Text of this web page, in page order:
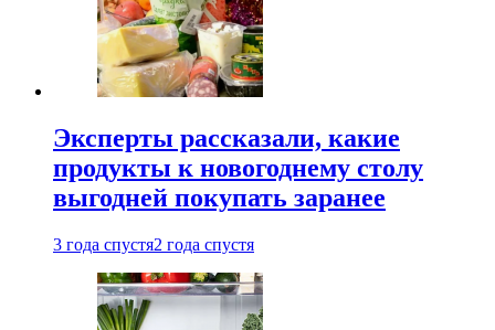
Эксперты рассказали, какие
продукты к новогоднему столу
выгодней покупать заранее
3 года спустя2 года спустя